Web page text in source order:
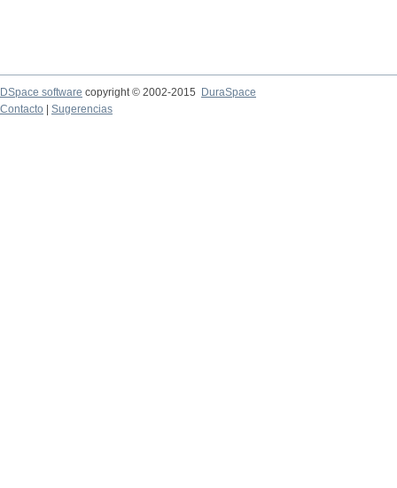
DSpace software copyright © 2002-2015
DuraSpace
Contacto
Sugerencias